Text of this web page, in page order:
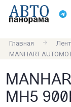
Главная
MANHART
MH5